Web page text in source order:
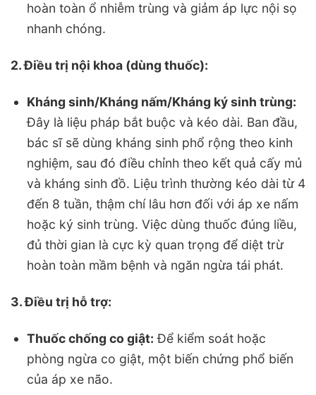
hoàn toàn ổ nhiễm trùng và giảm áp lực nội sọ
nhanh chóng.
2. Điều trị nội khoa (dùng thuốc):
Kháng sinh/Kháng nấm/Kháng ký sinh trùng:
Đây là liệu pháp bắt buộc và kéo dài. Ban đầu,
bác sĩ sẽ dùng kháng sinh phổ rộng theo kinh
nghiệm, sau đó điều chỉnh theo kết quả cấy mủ
và kháng sinh đồ. Liệu trình thường kéo dài từ 4
đến 8 tuần, thậm chí lâu hơn đối với áp xe nấm
hoặc ký sinh trùng. Việc dùng thuốc đúng liều,
đủ thời gian là cực kỳ quan trọng để diệt trừ
hoàn toàn mầm bệnh và ngăn ngừa tái phát.
3. Điều trị hỗ trợ:
Thuốc chống co giật: Để kiểm soát hoặc
phòng ngừa co giật, một biến chứng phổ biến
của áp xe não.